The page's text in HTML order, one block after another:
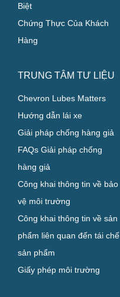
Biệt
Chứng Thực Của Khách
Hàng
TRUNG TÂM TƯ LIỆU
Chevron Lubes Matters
Hướng dẫn lái xe
Giải pháp chống hàng giả
FAQs Giải pháp chống
hàng giả
Công khai thông tin về bảo
vệ môi trường
Công khai thông tin về sản
phẩm liên quan đến tái chế
sản phẩm
Giấy phép môi trường